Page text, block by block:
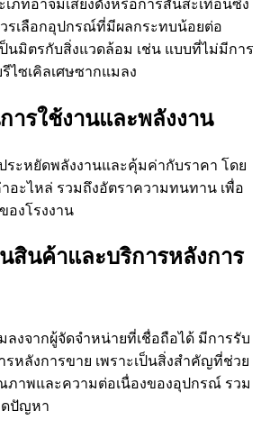
เภทอาจมีเสียงดังหรือการสั่นสะเทือนซึ่ง
รเลือกอุปกรณ์ที่มีผลกระทบน้อยต่อ
นมิตรกับสิ่งแวดล้อม เช่น แบบที่ไม่มีการ
ไซเคิลเศษซากแมลง
ารใช้งานและพลังงาน
ระหยัดพลังงานและคุ้มค่ากับราคา โดย
าอะไหล่ รวมถึงอัตราความทนทาน เพื่อ
องโรงงาน
สินค้าและบริการหลังการ
ลงจากผู้จัดจำหน่ายที่เชื่อถือได้ มีการรับ
หลังการขาย เพราะเป็นสิ่งสำคัญที่ช่วย
ภาพและความต่อเนื่องของอุปกรณ์ รวม
ดปัญหา